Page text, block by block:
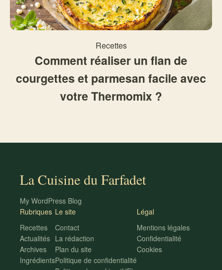
Recettes
Comment réaliser un flan de
courgettes et parmesan facile avec
votre Thermomix ?
La Cuisine du Farfadet
My WordPress Blog
Rubriques
Recettes
Actualités
Archives
Ingrédients
Le site
Contact
La rédaction
Plan du site
Politique de confidentialité
Légal
Mentions légales
Confidentialité
Cookies